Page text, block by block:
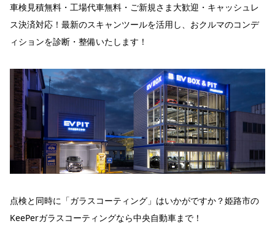
車検見積無料・工場代車無料・ご新規さま大歓迎・キャッシュレ
ス決済対応！最新のスキャンツールを活用し、おクルマのコンデ
ィションを診断・整備いたします！
点検と同時に「ガラスコーティング」はいかがですか？姫路市の
KeePerガラスコーティングなら中央自動車まで！